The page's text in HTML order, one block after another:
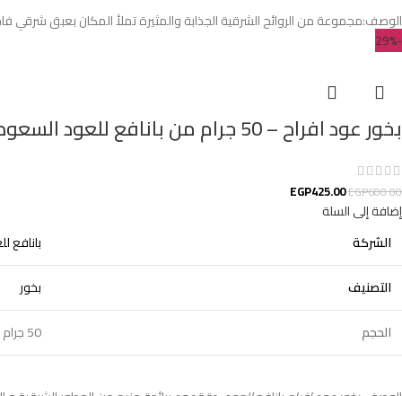
الوصف:مجموعة من الروائح الشرقية الجذابة والمثيرة تملأ المكان بعبق شرقي
-29%
بخور عود افراح – 50 جرام من بانافع للعود السعودية
EGP600.00
EGP425.00
إضافة إلى السلة
الشركة
بانافع
التصنيف
بخور
الحجم
50 جرام